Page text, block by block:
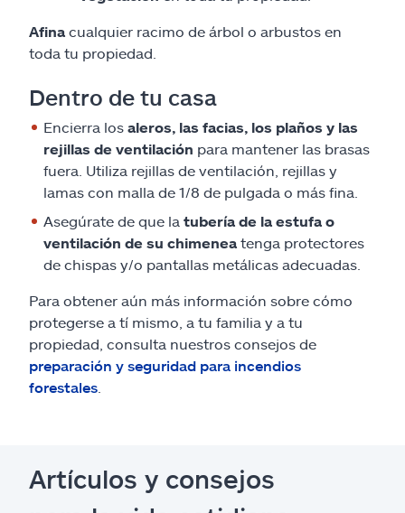
Afina cualquier racimo de árbol o arbustos en
toda tu propiedad.
Dentro de tu casa
Encierra los aleros, las facias, los plaños y las
rejillas de ventilación para mantener las brasas
fuera. Utiliza rejillas de ventilación, rejillas y
lamas con malla de 1/8 de pulgada o más fina.
Asegúrate de que la tubería de la estufa o
ventilación de su chimenea tenga protectores
de chispas y/o pantallas metálicas adecuadas.
Para obtener aún más información sobre cómo
protegerse a tí mismo, a tu familia y a tu
propiedad, consulta nuestros consejos de
preparación y seguridad para incendios
forestales
Artículos y consejos